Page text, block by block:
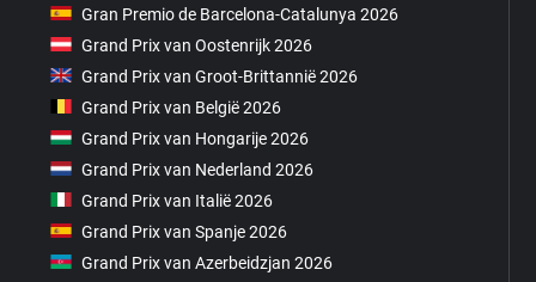
Gran Premio de Barcelona-Catalunya 2026
Grand Prix van Oostenrijk 2026
Grand Prix van Groot-Brittannië 2026
Grand Prix van België 2026
Grand Prix van Hongarije 2026
Grand Prix van Nederland 2026
Grand Prix van Italië 2026
Grand Prix van Spanje 2026
Grand Prix van Azerbeidzjan 2026